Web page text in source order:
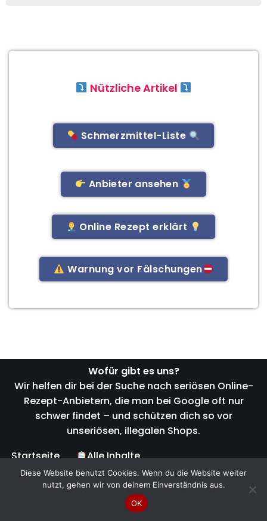
Nützliche Artikel
Schmerzmittel-Liste
Anbieter ansehen
Online Rezept erklärt
Warnung vor Fälschungen
Wofür gibt es uns?
Wir helfen dir bei der Suche nach seriösen Online-
Rezept-Anbietern, die man bei Google oft nur
schwer findet – und schützen dich so vor
unseriösen, illegalen Shops.
Startseite
Alle Inhalte
Anwendungsgebiete
Schmerzmittel-Kategorien
Seriöse-Anbieter
Diese Website benutzt Cookies. Wenn du die Website weiter
nutzt, gehen wir von deinem Einverständnis aus.
OK